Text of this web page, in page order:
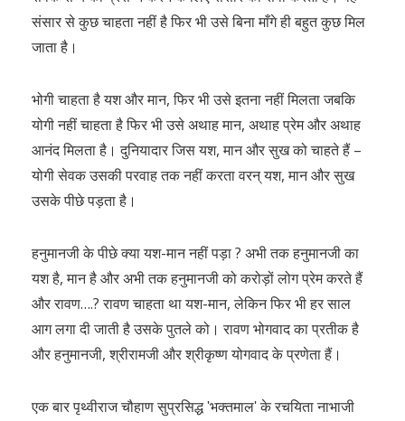
संसार से कुछ चाहता नहीं है फिर भी उसे बिना माँगे ही बहुत कुछ मिल
जाता है।
भोगी चाहता है यश और मान, फिर भी उसे इतना नहीं मिलता जबकि
योगी नहीं चाहता है फिर भी उसे अथाह मान, अथाह प्रेम और अथाह
आनंद मिलता है। दुनियादार जिस यश, मान और सुख को चाहते हैं –
योगी सेवक उसकी परवाह तक नहीं करता वरन् यश, मान और सुख
उसके पीछे पड़ता है।
हनुमानजी के पीछे क्या यश-मान नहीं पड़ा ? अभी तक हनुमानजी का
यश है, मान है और अभी तक हनुमानजी को करोड़ों लोग प्रेम करते हैं
और रावण….? रावण चाहता था यश-मान, लेकिन फिर भी हर साल
आग लगा दी जाती है उसके पुतले को। रावण भोगवाद का प्रतीक है
और हनुमानजी, श्रीरामजी और श्रीकृष्ण योगवाद के प्रणेता हैं।
एक बार पृथ्वीराज चौहाण सुप्रसिद्ध ʹभक्तमालʹ के रचयिता नाभाजी